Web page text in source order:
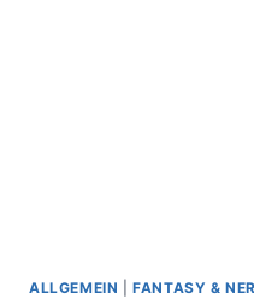
ALLGEMEIN |FANTASY &